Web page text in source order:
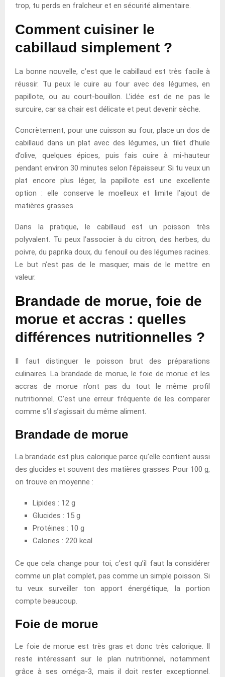
trop, tu perds en fraîcheur et en sécurité alimentaire.
Comment cuisiner le
cabillaud simplement ?
La bonne nouvelle, c’est que le cabillaud est très facile à
réussir. Tu peux le cuire au four avec des légumes, en
papillote, ou au court-bouillon. L’idée est de ne pas le
surcuire, car sa chair est délicate et peut devenir sèche.
Concrètement, pour une cuisson au four, place un dos de
cabillaud dans un plat avec des légumes, un filet d’huile
d’olive, quelques épices, puis fais cuire à mi-hauteur
pendant environ 30 minutes selon l’épaisseur. Si tu veux un
plat encore plus léger, la papillote est une excellente
option : elle conserve le moelleux et limite l’ajout de
matières grasses.
Dans la pratique, le cabillaud est un poisson très
polyvalent. Tu peux l’associer à du citron, des herbes, du
poivre, du paprika doux, du fenouil ou des légumes racines.
Le but n’est pas de le masquer, mais de le mettre en
valeur.
Brandade de morue, foie de
morue et accras : quelles
différences nutritionnelles ?
Il faut distinguer le poisson brut des préparations
culinaires. La brandade de morue, le foie de morue et les
accras de morue n’ont pas du tout le même profil
nutritionnel. C’est une erreur fréquente de les comparer
comme s’il s’agissait du même aliment.
Brandade de morue
La brandade est plus calorique parce qu’elle contient aussi
des glucides et souvent des matières grasses. Pour 100 g,
on trouve en moyenne :
Lipides : 12 g
Glucides : 15 g
Protéines : 10 g
Calories : 220 kcal
Ce que cela change pour toi, c’est qu’il faut la considérer
comme un plat complet, pas comme un simple poisson. Si
tu veux surveiller ton apport énergétique, la portion
compte beaucoup.
Foie de morue
Le foie de morue est très gras et donc très calorique. Il
reste intéressant sur le plan nutritionnel, notamment
grâce à ses oméga-3, mais il doit rester exceptionnel.